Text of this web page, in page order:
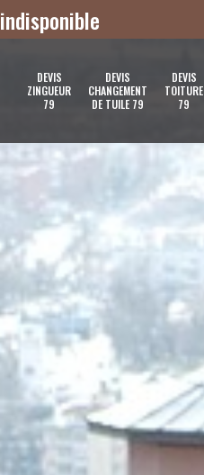
indisponible
DEVIS
ZINGUEUR
79
DEVIS
CHANGEMENT
DE TUILE 79
DEVIS
TOITURE
79